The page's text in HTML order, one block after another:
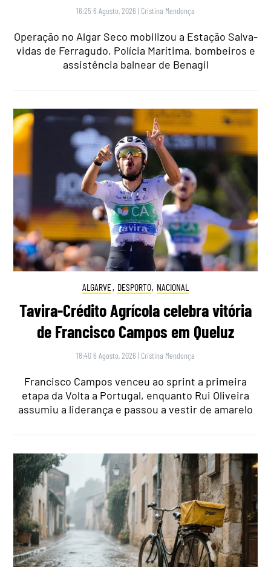
16:25 6 Agosto, 2026 | Cristina Mendonça
Operação no Algar Seco mobilizou a Estação Salva-
vidas de Ferragudo, Polícia Marítima, bombeiros e
assistência balnear de Benagil
ALGARVE, DESPORTO, NACIONAL
Tavira-Crédito Agrícola celebra vitória
de Francisco Campos em Queluz
18:40 6 Agosto, 2026 | Cristina Mendonça
Francisco Campos venceu ao sprint a primeira
etapa da Volta a Portugal, enquanto Rui Oliveira
assumiu a liderança e passou a vestir de amarelo